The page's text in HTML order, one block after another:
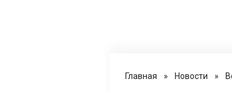
Главная » Новости »